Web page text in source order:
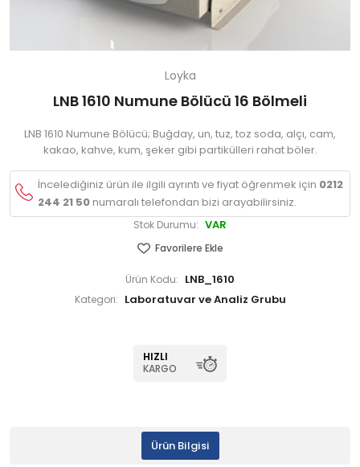
Loyka
LNB 1610 Numune Bölücü 16 Bölmeli
LNB 1610 Numune Bölücü; Buğday, un, tuz, toz soda, alçı, cam,
kakao, kahve, kum, şeker gibi partikülleri rahat böler.
İncelediğiniz ürün ile ilgili ayrıntı ve fiyat öğrenmek için 0212
244 21 50numaralı telefondan bizi arayabilirsiniz.
Stok Durumu: VAR
Favorilere Ekle
Ürün Kodu: LNB_1610
Kategori: Laboratuvar ve Analiz Grubu
HIZLI
KARGO
Ürün Bilgisi